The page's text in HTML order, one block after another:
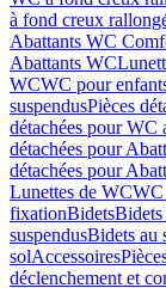
à fond creux
Abattants WC
Abattants WC
WCWC pour
suspendusPièces
détachées pour WC
détachées pour
détachées pour
Lunettes de WCWC
fixationBidetsBidets
suspendusBidets au
solAccessoires
déclenchement et